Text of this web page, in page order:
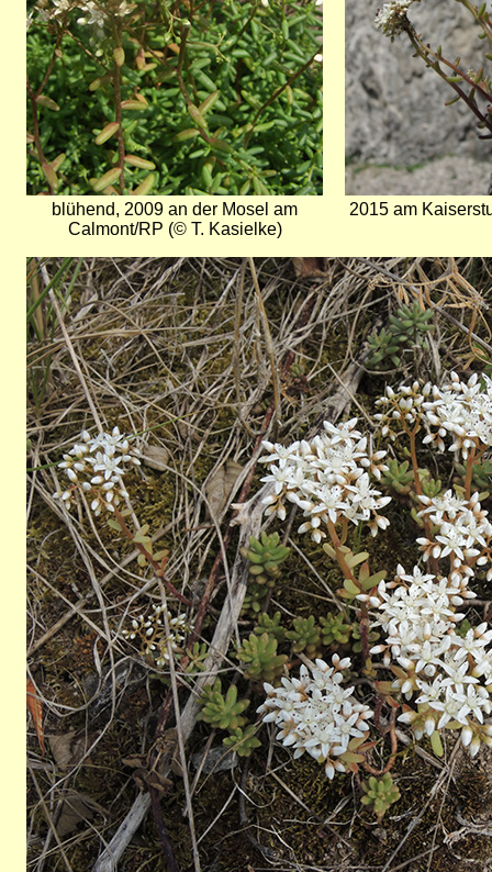
blühend, 2009 an der Mosel am
Calmont/RP (© T. Kasielke)
2015 am
Bild